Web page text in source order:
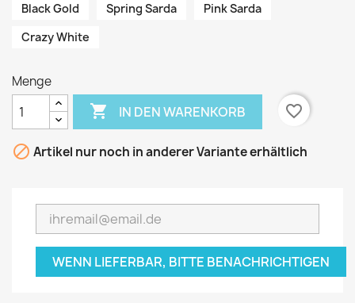
Black Gold
Spring Sarda
Pink Sarda
Crazy White
Menge
 IN DEN WARENKORB favorite_border
 Artikel nur noch in anderer Variante erhältlich
WENN LIEFERBAR, BITTE BENACHRICHTIGEN